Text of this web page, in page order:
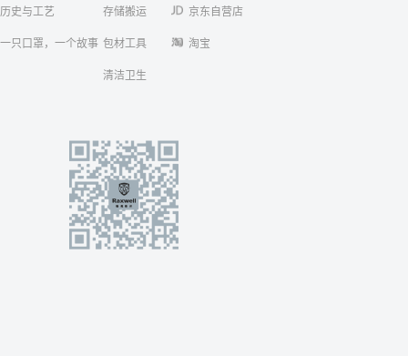
历史与工艺
一只口罩，一个故事
存储搬运
包材工具
清洁卫生
京东自营店
淘宝